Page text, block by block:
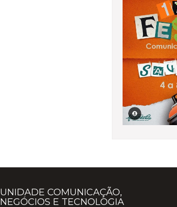
UNIDADE COMUNICAÇÃO,
NEGÓCIOS E TECNOLOGIA